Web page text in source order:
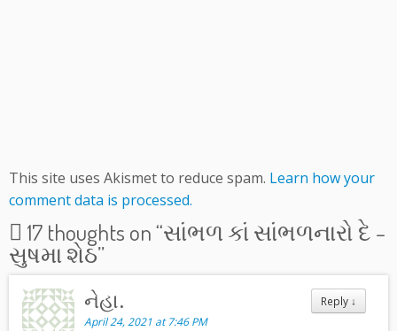
This site uses Akismet to reduce spam. Learn how your
comment data is processed.
17 thoughts on “સાંભળ કાં સાંભળનારો દે –
સુષમા શેઠ”
Reply ↓
નેહા.
April 24, 2021 at 7:46 PM